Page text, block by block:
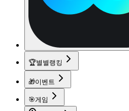
🏆별별랭킹
🎁이벤트
🎯게임